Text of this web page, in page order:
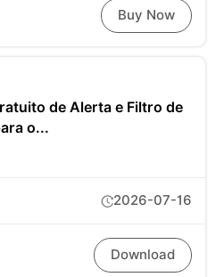
Buy Now
de Alerta e Filtro de
o...
2026-07-16
Download